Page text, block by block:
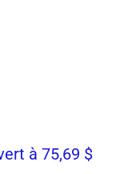
à 75,69 $